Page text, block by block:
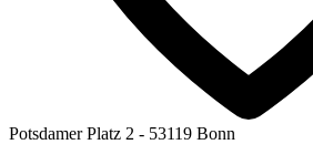
Potsdamer Platz 2 - 53119 Bonn